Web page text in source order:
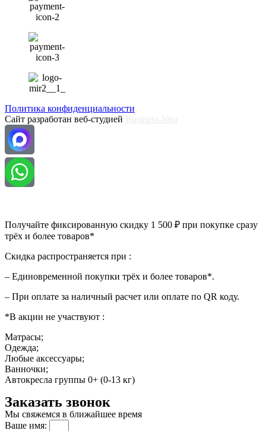
Политика конфиденциальности
Сайт разработан веб-студией
Получайте фиксированную скидку 1 500 ₽ при покупке сразу
трёх и более товаров*
Скидка распространяется при :
– Единовременной покупки трёх и более товаров*.
– При оплате за наличный расчет или оплате по QR коду.
*В акции не участвуют :
Матрасы;
Одежда;
Любые аксессуары;
Ванночки;
Автокресла группы 0+ (0-13 кг)
Заказать звонок
Мы свяжемся в ближайшее время
Ваше имя: